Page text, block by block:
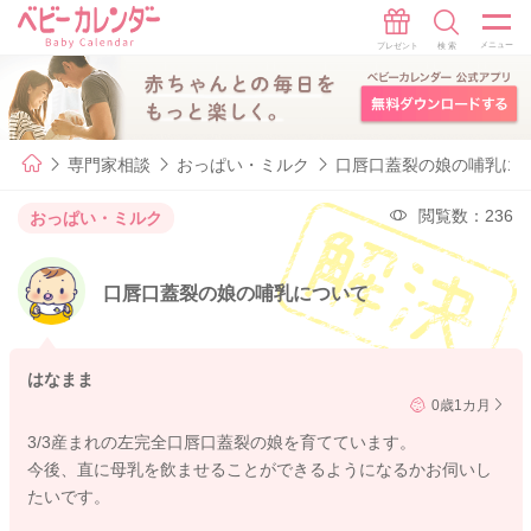
専門家相談 おっぱい・ミルク 口唇口蓋裂の娘の哺乳に
おっぱい・ミルク 閲覧数：236
口唇口蓋裂の娘の哺乳について
はなまま
0歳1カ月
3/3産まれの左完全口唇口蓋裂の娘を育てています。
今後、直に母乳を飲ませることができるようになるかお伺いし
たいです。